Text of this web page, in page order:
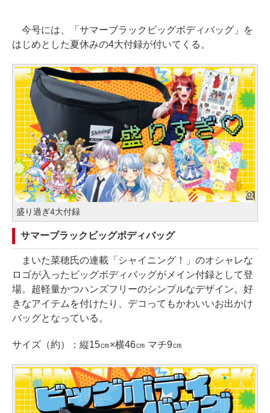
今号には、「サマーブラックビッグボディバッグ」を
はじめとした夏休みの4大付録が付いてくる。
盛り過ぎ4大付録
サマーブラックビッグボディバッグ
まいた菜穂氏の連載「シャイニング！」のオシャレな
ロゴが入ったビッグボディバッグがメイン付録として登
場。超軽量かつハンズフリーのシンプルなデザイン。好
きなアイテムを付けたり、デコってもかわいいお出かけ
バッグとなっている。
サイズ（約）：縦15㎝×横46㎝ マチ9㎝